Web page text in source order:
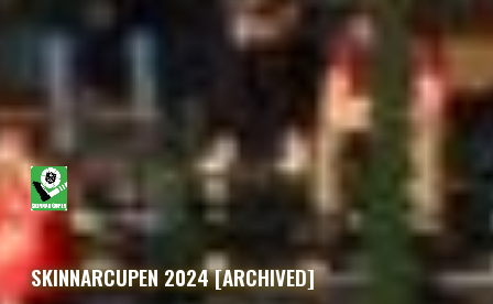
SKINNARCUPEN 2024 [ARCHIVED]